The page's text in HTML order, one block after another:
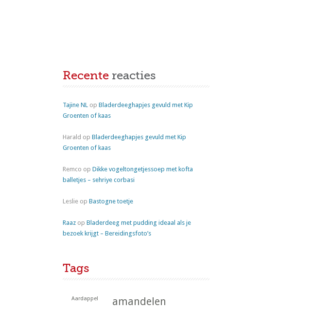
Recente reacties
Tajine NL op Bladerdeeghapjes gevuld met Kip
Groenten of kaas
Harald op Bladerdeeghapjes gevuld met Kip
Groenten of kaas
Remco op Dikke vogeltongetjessoep met kofta
balletjes – sehriye corbasi
Leslie op Bastogne toetje
Raaz op Bladerdeeg met pudding ideaal als je
bezoek krijgt – Bereidingsfoto’s
Tags
Aardappel amandelen